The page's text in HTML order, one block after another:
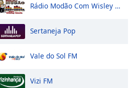
Rádio Modão Com Wisley Souto
Sertaneja Pop
Vale do Sol FM
Vizi FM